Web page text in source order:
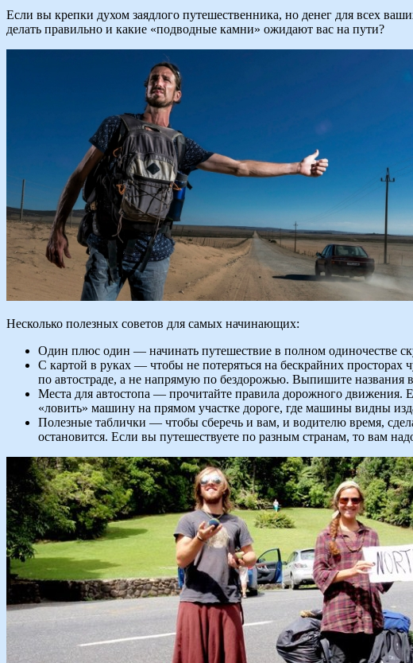
Если вы крепки духом заядлого путешественника, но денег для всех
делать правильно и какие «подводные камни» ожидают вас на пути?
Несколько полезных советов для самых начинающих:
Один плюс один — начинать путешествие в полном одиночестве
С картой в руках — чтобы не потеряться на бескрайних просторах
по автостраде, а не напрямую по бездорожью. Выпишите названия
Места для автостопа — прочитайте правила дорожного движения.
«ловить» машину на прямом участке дороге, где машины видны
Полезные таблички — чтобы сберечь и вам, и водителю время,
остановится. Если вы путешествуете по разным странам, то вам